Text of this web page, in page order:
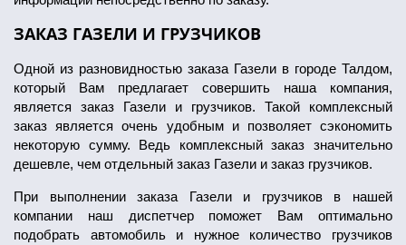
ЗАКАЗ ГАЗЕЛИ И ГРУЗЧИКОВ
Одной из разновидностью заказа Газели в городе Талдом,
который Вам предлагает совершить наша компания,
является заказ Газели и грузчиков. Такой комплексный
заказ является очень удобным и позволяет сэкономить
некоторую сумму. Ведь комплексный заказ значительно
дешевле, чем отдельный заказ Газели и заказ грузчиков.
При выполнении заказа Газели и грузчиков в нашей
компании наш диспетчер поможет Вам оптимально
подобрать автомобиль и нужное количество грузчиков